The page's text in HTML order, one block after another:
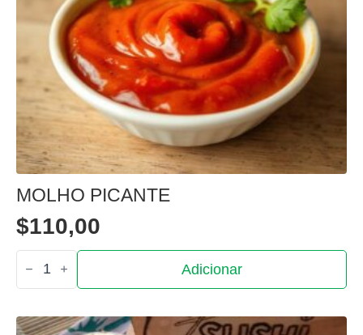
MOLHO PICANTE
$110,00
Quantidade
de
Molho
Adicionar